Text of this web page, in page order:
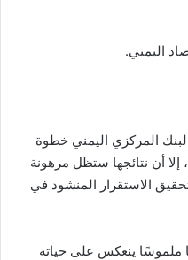
اليمني.
البنك المركزي اليمني خطوة
أن نتائجها ستظل مرهونة
الاستقرار المنشود في
ملموسًا ينعكس على حياته